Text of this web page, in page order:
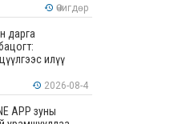
ур
олгоно
Өчигдөр
дарга
илүү
үр дүн чухал
2026-08-4
APP зуны